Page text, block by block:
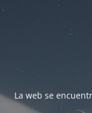
La web se